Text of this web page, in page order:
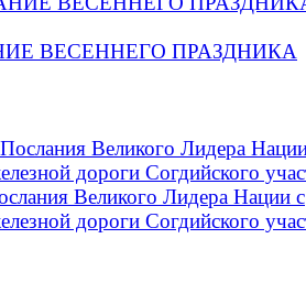
ВЕСЕННЕГО ПРАЗДНИКА
Великого Лидера Нации с
дороги Согдийского